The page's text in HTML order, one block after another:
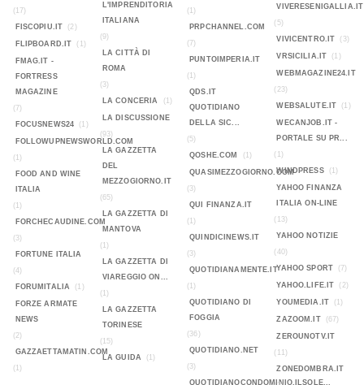
(17)
FISCOPIU.IT
(2)
FLIPBOARD.IT (1)
FMAG.IT -
FORTRESS
MAGAZINE
(7)
FOCUSNEWS24
(1)
FOLLOWUPNEWSWORLD.COM
(1)
FOOD AND WINE
ITALIA
(1)
FORCHECAUDINE.COM
(3)
FORTUNE ITALIA
(4)
FORUMITALIA
(1)
FORZE ARMATE
NEWS
(2)
GAZZAETTAMATIN.COM
(1)
L'IMPRENDITORIA
ITALIANA
(9)
LA CITTÀ DI
ROMA
(3)
LA CONCERIA
(1)
LA DISCUSSIONE
(93)
LA GAZZETTA
DEL
MEZZOGIORNO.IT
(65)
LA GAZZETTA DI
MANTOVA
(1)
LA GAZZETTA DI
VIAREGGIO ON...
(1)
LA GAZZETTA
TORINESE
(15)
LA GUIDA
(1)
(1)
PRPCHANNEL.COM
(7)
PUNTOIMPERIA.IT
(1)
QDS.IT
QUOTIDIANO
DELLA SIC...
(5)
QOSHE.COM
(1)
QUASIMEZZOGIORNO.COM
(3)
QUI FINANZA.IT
(1)
QUINDICINEWS.IT
(3)
QUOTIDIANAMENTE.IT
(1)
QUOTIDIANO DI
FOGGIA
(36)
QUOTIDIANO.NET
(3)
QUOTIDIANOCONDOMINIO.ILSOLE...
VIVERESENIGALLIA.IT
(5)
VIVICENTRO.IT
(3)
VRSICILIA.IT (1)
WEBMAGAZINE24.IT
(23)
WEBSALUTE.IT
(1)
WECANJOB.IT -
PORTALE SU PR...
(1)
WINDPRESS
(1)
YAHOO FINANZA
ITALIA ON-LINE
(13)
YAHOO NOTIZIE
(40)
YAHOO SPORT
(7)
YAHOO.LIFE.IT (2)
YOUMEDIA.IT (1)
ZAZOOM.IT (67)
ZEROUNOTV.IT
(11)
ZONEDOMBRA.IT